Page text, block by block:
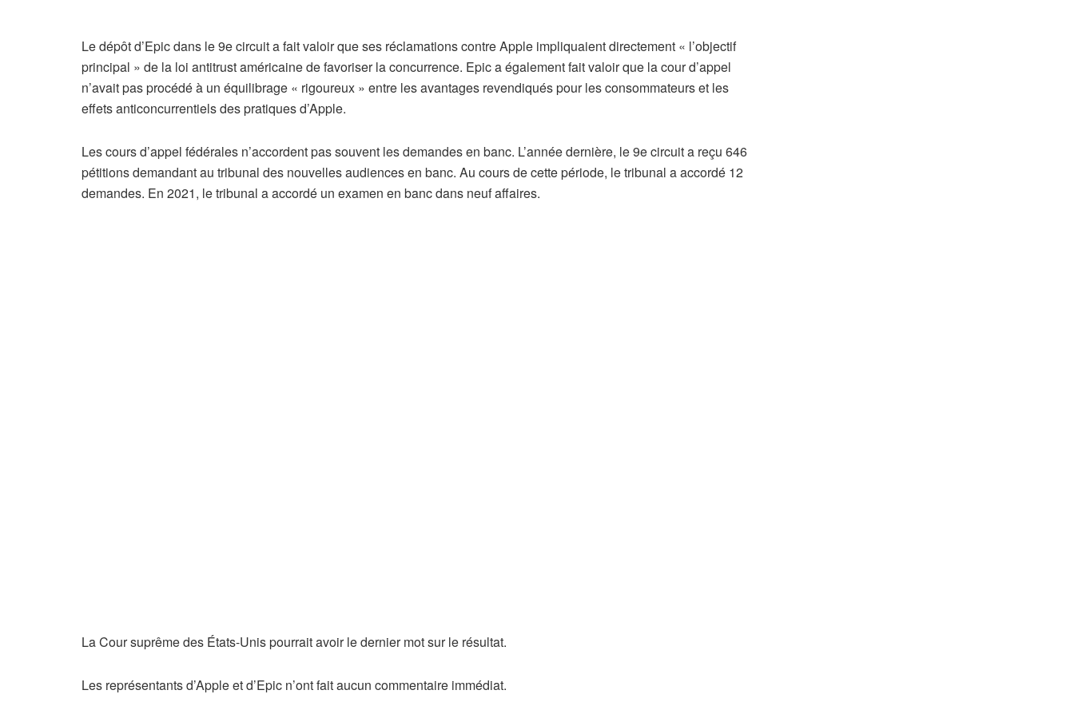
Le dépôt d’Epic dans le 9e circuit a fait valoir que ses réclamations contre Apple impliquaient directement « l’objectif
principal » de la loi antitrust américaine de favoriser la concurrence. Epic a également fait valoir que la cour d’appel
n’avait pas procédé à un équilibrage « rigoureux » entre les avantages revendiqués pour les consommateurs et les
effets anticoncurrentiels des pratiques d’Apple.
Les cours d’appel fédérales n’accordent pas souvent les demandes en banc. L’année dernière, le 9e circuit a reçu 646
pétitions demandant au tribunal des nouvelles audiences en banc. Au cours de cette période, le tribunal a accordé 12
demandes. En 2021, le tribunal a accordé un examen en banc dans neuf affaires.
La Cour suprême des États-Unis pourrait avoir le dernier mot sur le résultat.
Les représentants d’Apple et d’Epic n’ont fait aucun commentaire immédiat.